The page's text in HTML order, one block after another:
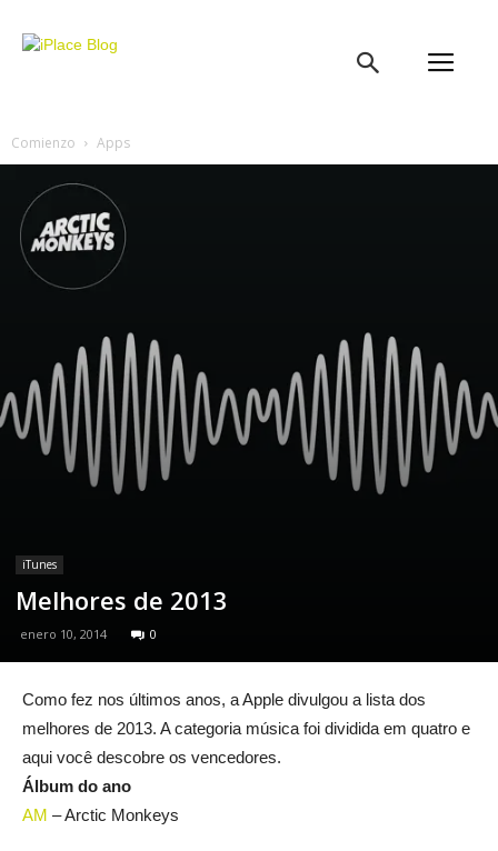
Comienzo Apps
iTunes
Melhores de 2013
enero 10, 2014 0
Como fez nos últimos anos, a Apple divulgou a lista dos
melhores de 2013. A categoria música foi dividida em quatro e
aqui você descobre os vencedores.
Álbum do ano
AM – Arctic Monkeys